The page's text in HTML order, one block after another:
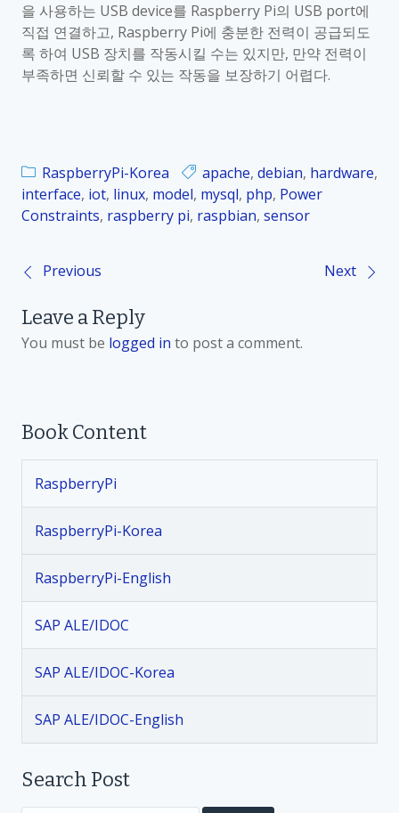
을 사용하는 USB device를 Raspberry Pi의 USB port에
직접 연결하고, Raspberry Pi에 충분한 전력이 공급되도
록 하여 USB 장치를 작동시킬 수는 있지만, 만약 전력이
부족하면 신뢰할 수 있는 작동을 보장하기 어렵다.
RaspberryPi-Korea apache, debian, hardware,
interface, iot, linux, model, mysql, php, Power
Constraints, raspberry pi, raspbian, sensor
P
o
n
a
v
g
a
i
o
Previous Next
Leave a Reply
You must be logged in to post a comment.
Book Content
RaspberryPi
RaspberryPi-Korea
RaspberryPi-English
SAP ALE/IDOC
SAP ALE/IDOC-Korea
SAP ALE/IDOC-English
Search Post